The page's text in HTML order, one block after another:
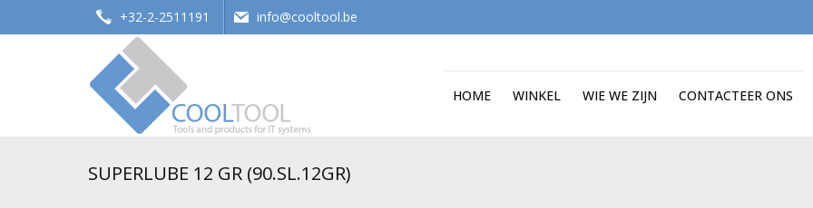
+32-2-2511191 info@cooltool.be
HOME WINKEL WIE WE ZIJN CONTACTEER ONS
SUPERLUBE 12 GR (90.SL.12GR)